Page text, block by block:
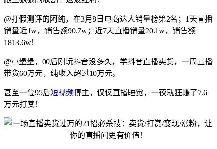
@打假测评的阿纯，在3月8日电商达人销量榜第2名；1天直播
销量近1w，销售额90.7w；近7天直播销量20.1w，销售额
1813.6w！
@小堡堡，00后刚玩抖音没多久，学抖音直播卖货，一周直播
带货60万元，纯收入超过10万元。
甚至一位95后短视频博主，仅仅直播睡觉，一夜就狂赚了7.6
万元打赏！